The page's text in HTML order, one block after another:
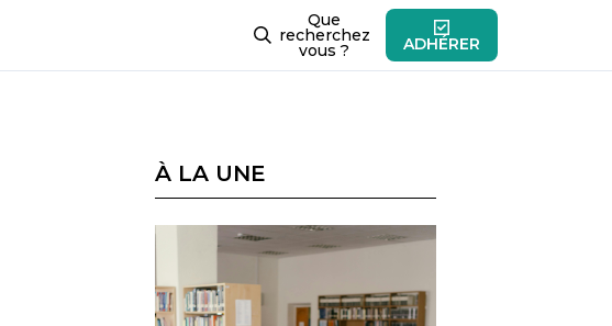
Que
recherchez
vous ? ADHÉRER
À LA UNE